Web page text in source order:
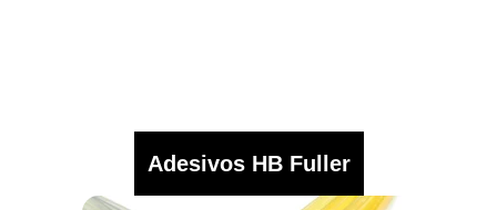
Adesivos HB Fuller